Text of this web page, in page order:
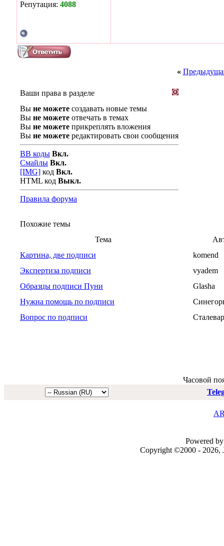
Репутация: 4088
«
Ваши права в разделе
Вы не можете создавать новые темы
Вы не можете отвечать в темах
Вы не можете прикреплять вложения
Вы не можете редактировать свои сообщения
BB коды Вкл.
Смайлы Вкл.
[IMG] код Вкл.
HTML код Выкл.
Правила форума
Похожие темы
Тема
Картина, две подписи
komend
Экспертиза подписи
vyadem
Образцы подписи Пуни
Glasha
Нужна помощь по подписи
Вопрос по подписи
Сталевар
Часовой
Powered
Copyright ©2000 - 2026,